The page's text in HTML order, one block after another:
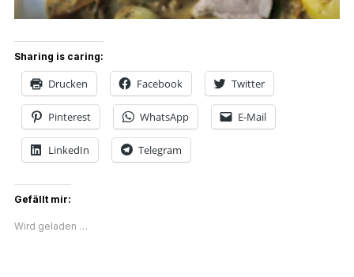
Sharing is caring:
Drucken Facebook Twitter
Pinterest WhatsApp E-Mail
LinkedIn Telegram
Gefällt mir:
Wird geladen …